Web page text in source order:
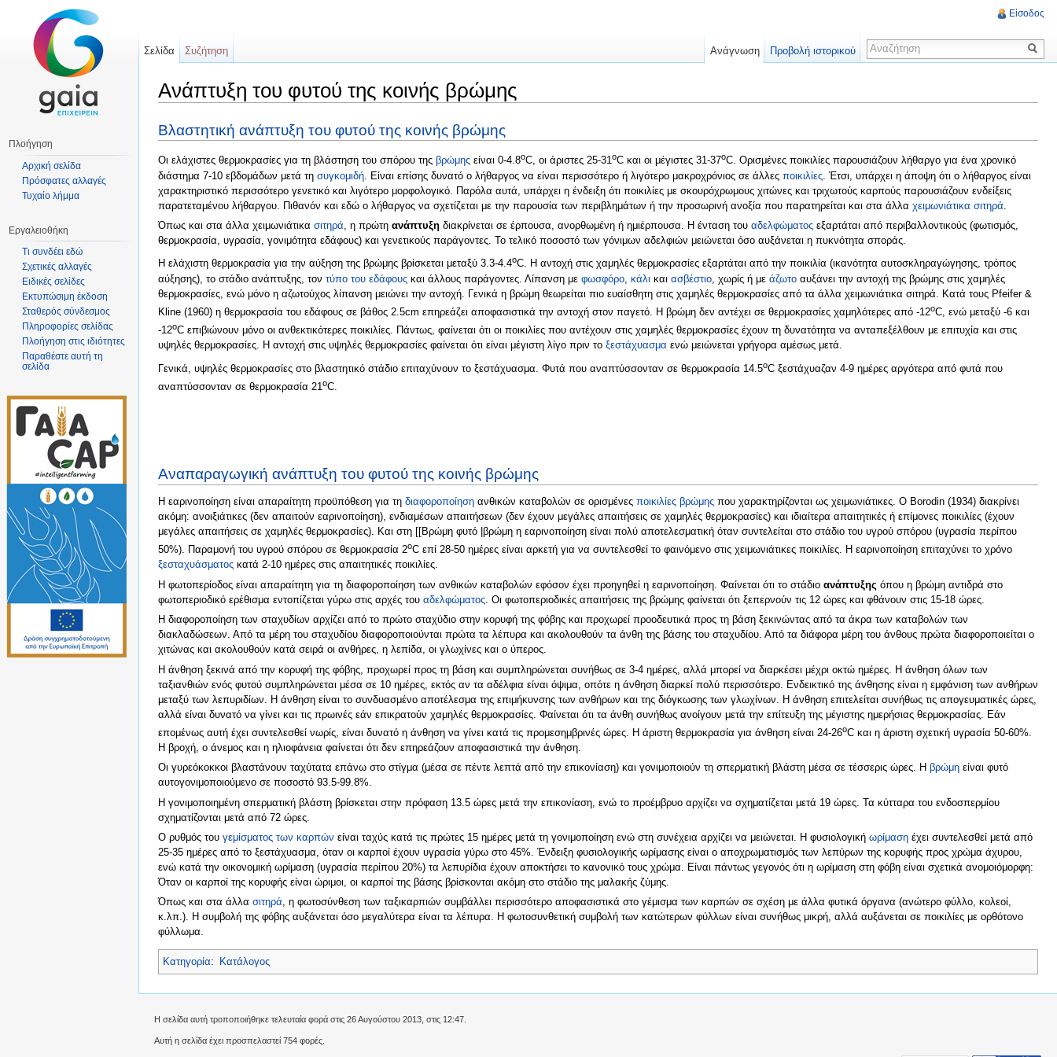
Ανάπτυξη του φυτού της κοινής βρώμης
Βλαστητική ανάπτυξη του φυτού της κοινής βρώμης
Οι ελάχιστες θερμοκρασίες για τη βλάστηση του σπόρου της βρώμης είναι 0-4.8oC, οι άριστες 25-31oC και οι μέγιστες 31-37oC. Ορισμένες ποικιλίες παρουσιάζουν λήθαργο για ένα χρονικό
διάστημα 7-10 εβδομάδων μετά τη συγκομιδή . Είναι επίσης δυνατό ο λήθαργος να είναι περισσότερο ή λιγότερο μακροχρόνιος σε άλλες ποικιλίες . Έτσι, υπάρχει η άποψη ότι ο λήθαργος είναι
χαρακτηριστικό περισσότερο γενετικό και λιγότερο μορφολογικό. Παρόλα αυτά, υπάρχει η ένδειξη ότι ποικιλίες με σκουρόχρωμους χιτώνες και τριχωτούς καρπούς παρουσιάζουν ενδείξεις
παρατεταμένου λήθαργου. Πιθανόν και εδώ ο λήθαργος να σχετίζεται με την παρουσία των περιβλημάτων ή την προσωρινή ανοξία που παρατηρείται και στα άλλα χειμωνιάτικα σιτηρά
Όπως και στα άλλα χειμωνιάτικα σιτηρά, η πρώτη ανάπτυξη διακρίνεται σε έρπουσα, ανορθωμένη ή ημιέρπουσα. Η ένταση του αδελφώματος εξαρτάται από περιβαλλοντικούς (φωτισμός,
θερμοκρασία, υγρασία, γονιμότητα εδάφους) και γενετικούς παράγοντες. Το τελικό ποσοστό των γόνιμων αδελφιών μειώνεται όσο αυξάνεται η πυκνότητα σποράς.
Η ελάχιστη θερμοκρασία για την αύξηση της βρώμης βρίσκεται μεταξύ 3.3-4.4oC. Η αντοχή στις χαμηλές θερμοκρασίες εξαρτάται από την ποικιλία (ικανότητα αυτοσκληραγώγησης, τρόπος
αύξησης), το στάδιο ανάπτυξης, τον τύπο του εδάφους και άλλους παράγοντες. Λίπανση με φωσφόρο κάλι και ασβέστιο , χωρίς ή με άζωτο αυξάνει την αντοχή της βρώμης στις χαμηλές
θερμοκρασίες, ενώ μόνο η αζωτούχος λίπανση μειώνει την αντοχή. Γενικά η βρώμη θεωρείται πιο ευαίσθητη στις χαμηλές θερμοκρασίες από τα άλλα χειμωνιάτικα σιτηρά. Κατά τους Pfeifer &
Kline (1960) η θερμοκρασία του εδάφους σε βάθος 2.5cm επηρεάζει αποφασιστικά την αντοχή στον παγετό. Η βρώμη δεν αντέχει σε θερμοκρασίες χαμηλότερες από -12oC, ενώ μεταξύ -6 και
-12oC επιβιώνουν μόνο οι ανθεκτικότερες ποικιλίες. Πάντως, φαίνεται ότι οι ποικιλίες που αντέχουν στις χαμηλές θερμοκρασίες έχουν τη δυνατότητα να ανταπεξέλθουν με επιτυχία και στις
υψηλές θερμοκρασίες. Η αντοχή στις υψηλές θερμοκρασίες φαίνεται ότι είναι μέγιστη λίγο πριν το ξεστάχυασμα ενώ μειώνεται γρήγορα αμέσως μετά.
Γενικά, υψηλές θερμοκρασίες στο βλαστητικό στάδιο επιταχύνουν το ξεστάχυασμα. Φυτά που αναπτύσσονταν σε θερμοκρασία 14.5oC ξεστάχυαζαν 4-9 ημέρες αργότερα από φυτά που
αναπτύσσονταν σε θερμοκρασία 21oC.
Αναπαραγωγική ανάπτυξη του φυτού της κοινής βρώμης
Η εαρινοποίηση είναι απαραίτητη προϋπόθεση για τη διαφοροποίηση ανθικών καταβολών σε ορισμένες ποικιλίες βρώμης που χαρακτηρίζονται ως χειμωνιάτικες. Ο Βorodin (1934) διακρίνει
ακόμη: ανοιξιάτικες (δεν απαιτούν εαρινοποίηση), ενδιαμέσων απαιτήσεων (δεν έχουν μεγάλες απαιτήσεις σε χαμηλές θερμοκρασίες) και ιδιαίτερα απαιτητικές ή επίμονες ποικιλίες (έχουν
μεγάλες απαιτήσεις σε χαμηλές θερμοκρασίες). Και στη [[Βρώμη φυτό |βρώμη η εαρινοποίηση είναι πολύ αποτελεσματική όταν συντελείται στο στάδιο του υγρού σπόρου (υγρασία περίπου
50%). Παραμονή του υγρού σπόρου σε θερμοκρασία 2oC επί 28-50 ημέρες είναι αρκετή για να συντελεσθεί το φαινόμενο στις χειμωνιάτικες ποικιλίες. Η εαρινοποίηση επιταχύνει το χρόνο
ξεσταχυάσματος κατά 2-10 ημέρες στις απαιτητικές ποικιλίες.
Η φωτοπερίοδος είναι απαραίτητη για τη διαφοροποίηση των ανθικών καταβολών εφόσον έχει προηγηθεί η εαρινοποίηση. Φαίνεται ότι το στάδιο ανάπτυξης όπου η βρώμη αντιδρά στο
φωτοπεριοδικό ερέθισμα εντοπίζεται γύρω στις αρχές του αδελφώματος . Οι φωτοπεριοδικές απαιτήσεις της βρώμης φαίνεται ότι ξεπερνούν τις 12 ώρες και φθάνουν στις 15-18 ώρες.
Η διαφοροποίηση των σταχυδίων αρχίζει από το πρώτο σταχύδιο στην κορυφή της φόβης και προχωρεί προοδευτικά προς τη βάση ξεκινώντας από τα άκρα των καταβολών των
διακλαδώσεων. Από τα μέρη του σταχυδίου διαφοροποιούνται πρώτα τα λέπυρα και ακολουθούν τα άνθη της βάσης του σταχυδίου. Από τα διάφορα μέρη του άνθους πρώτα διαφοροποιείται ο
χιτώνας και ακολουθούν κατά σειρά οι ανθήρες, η λεπίδα, οι γλωχίνες και ο ύπερος.
Η άνθηση ξεκινά από την κορυφή της φόβης, προχωρεί προς τη βάση και συμπληρώνεται συνήθως σε 3-4 ημέρες, αλλά μπορεί να διαρκέσει μέχρι οκτώ ημέρες. Η άνθηση όλων των
ταξιανθιών ενός φυτού συμπληρώνεται μέσα σε 10 ημέρες, εκτός αν τα αδέλφια είναι όψιμα, οπότε η άνθηση διαρκεί πολύ περισσότερο. Ενδεικτικό της άνθησης είναι η εμφάνιση των ανθήρων
μεταξύ των λεπυριδίων. Η άνθηση είναι το συνδυασμένο αποτέλεσμα της επιμήκυνσης των ανθήρων και της διόγκωσης των γλωχίνων. Η άνθηση επιτελείται συνήθως τις απογευματικές ώρες,
αλλά είναι δυνατό να γίνει και τις πρωινές εάν επικρατούν χαμηλές θερμοκρασίες. Φαίνεται ότι τα άνθη συνήθως ανοίγουν μετά την επίτευξη της μέγιστης ημερήσιας θερμοκρασίας. Εάν
επομένως αυτή έχει συντελεσθεί νωρίς, είναι δυνατό η άνθηση να γίνει κατά τις προμεσημβρινές ώρες. Η άριστη θερμοκρασία για άνθηση είναι 24-26oC και η άριστη σχετική υγρασία 50-60%.
Η βροχή, ο άνεμος και η ηλιοφάνεια φαίνεται ότι δεν επηρεάζουν αποφασιστικά την άνθηση.
Οι γυρεόκοκκοι βλαστάνουν ταχύτατα επάνω στο στίγμα (μέσα σε πέντε λεπτά από την επικονίαση) και γονιμοποιούν τη σπερματική βλάστη μέσα σε τέσσερις ώρες. Η βρώμη είναι φυτό
αυτογονιμοποιούμενο σε ποσοστό 93.5-99.8%.
Η γονιμοποιημένη σπερματική βλάστη βρίσκεται στην πρόφαση 13.5 ώρες μετά την επικονίαση, ενώ το προέμβρυο αρχίζει να σχηματίζεται μετά 19 ώρες. Τα κύτταρα του ενδοσπερμίου
σχηματίζονται μετά από 72 ώρες.
Ο ρυθμός του γεμίσματος των καρπών είναι ταχύς κατά τις πρώτες 15 ημέρες μετά τη γονιμοποίηση ενώ στη συνέχεια αρχίζει να μειώνεται. Η φυσιολογική ωρίμαση έχει συντελεσθεί μετά από
25-35 ημέρες από το ξεστάχυασμα, όταν οι καρποί έχουν υγρασία γύρω στο 45%. Ένδειξη φυσιολογικής ωρίμασης είναι ο αποχρωματισμός των λεπύρων της κορυφής προς χρώμα άχυρου,
ενώ κατά την οικονομική ωρίμαση (υγρασία περίπου 20%) τα λεπυρίδια έχουν αποκτήσει το κανονικό τους χρώμα. Είναι πάντως γεγονός ότι η ωρίμαση στη φόβη είναι σχετικά ανομοιόμορφη:
Όταν οι καρποί της κορυφής είναι ώριμοι, οι καρποί της βάσης βρίσκονται ακόμη στο στάδιο της μαλακής ζύμης.
Όπως και στα άλλα σιτηρά, η φωτοσύνθεση των ταξικαρπιών συμβάλλει περισσότερο αποφασιστικά στο γέμισμα των καρπών σε σχέση με άλλα φυτικά όργανα (ανώτερο φύλλο, κολεοί,
κ.λπ.). Η συμβολή της φόβης αυξάνεται όσο μεγαλύτερα είναι τα λέπυρα. Η φωτοσυνθετική συμβολή των κατώτερων φύλλων είναι συνήθως μικρή, αλλά αυξάνεται σε ποικιλίες με ορθότονο
φύλλωμα.
Κατηγορία: Κατάλογος
Είσοδος
Σελίδα Συζήτηση Ανάγνωση Προβολή ιστορικού
Πλοήγηση
Αρχική σελίδα
Πρόσφατες αλλαγές
Τυχαίο λήμμα
Εργαλειοθήκη
Τι συνδέει εδώ
Σχετικές αλλαγές
Ειδικές σελίδες
Εκτυπώσιμη έκδοση
Σταθερός σύνδεσμος
Πληροφορίες σελίδας
Πλοήγηση στις ιδιότητες
Παραθέστε αυτή τη
σελίδα
Η σελίδα αυτή τροποποιήθηκε τελευταία φορά στις 26 Αυγούστου 2013, στις 12:47.
Αυτή η σελίδα έχει προσπελαστεί 754 φορές.